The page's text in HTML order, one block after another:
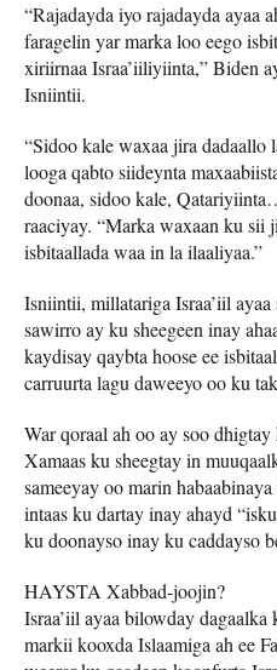
“Rajadayda iyo rajadayda ayaa
faragelin yar marka loo eego
xiriirnaa Israa’iiliyiinta,” Biden
Isniintii.
“Sidoo kale waxaa jira
looga qabto siideynta
doonaa, sidoo kale,
raaciyay. “Marka waxaan ku sii
isbitaallada waa in la ilaaliyaa.”
Isniintii, millatariga Israa’iil
sawirro ay ku sheegeen inay
kaydisay qaybta hoose ee
carruurta lagu daweeyo oo ku
War qoraal ah oo ay soo
Xamaas ku sheegtay in
sameeyay oo marin
intaas ku dartay inay ahayd
ku doonayso inay ku caddayso
HAYSTA Xabbad-joojin?
Israa’iil ayaa bilowday
markii kooxda Islaamiga ah ee